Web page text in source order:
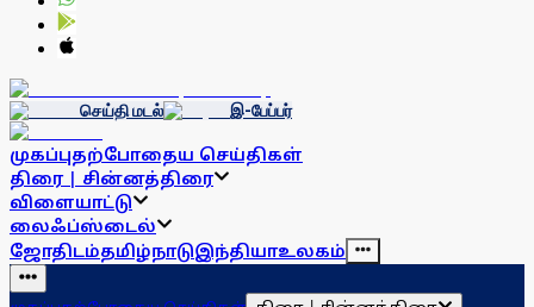
செய்தி மடல் இ-பேப்பர்
முகப்புதற்போதைய செய்திகள்
திரை | சின்னத்திரை
விளையாட்டு
லைஃப்ஸ்டைல்
ஜோதிடம்தமிழ்நாடுஇந்தியாஉலகம்